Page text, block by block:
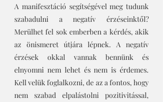
A manifesztáció segítségével meg tudunk
szabadulni a negatív érzéseinktől?
Merülhet fel sok emberben a kérdés, akik
az önismeret útjára lépnek. A negatív
érzések okkal vannak bennünk és
elnyomni nem lehet és nem is érdemes.
Kell velük foglalkozni, de az a fontos, hogy
nem szabad elpalástolni pozitivitással,